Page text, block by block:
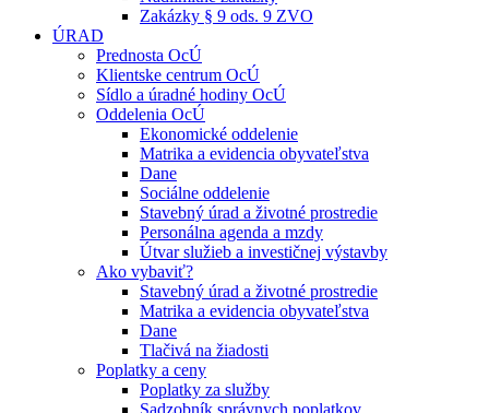
Zakázky § 9 ods. 9 ZVO
ÚRAD
Prednosta OcÚ
Klientske centrum OcÚ
Sídlo a úradné hodiny OcÚ
Oddelenia OcÚ
Ekonomické oddelenie
Matrika a evidencia obyvateľstva
Dane
Sociálne oddelenie
Stavebný úrad a životné prostredie
Personálna agenda a mzdy
Útvar služieb a investičnej výstavby
Ako vybaviť?
Stavebný úrad a životné prostredie
Matrika a evidencia obyvateľstva
Dane
Tlačivá na žiadosti
Poplatky a ceny
Poplatky za služby
Sadzobník správnych poplatkov